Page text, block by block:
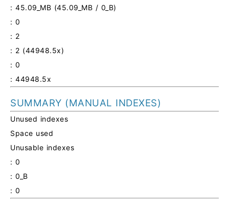
: 45.09_MB (45.09_MB / 0_B)
: 0
: 2
: 2 (44948.5x)
: 0
: 44948.5x
SUMMARY (MANUAL INDEXES)
Unused indexes
Space used
Unusable indexes
: 0
: 0_B
: 0